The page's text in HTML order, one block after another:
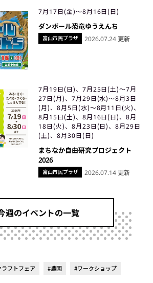
富山市民プラザ
7月17日(金)〜8月16日(日)
ダンボール恐竜ゆうえんち
2026.07.24 更新
富山市民プラザ
7月19日(日)、7月25日(土)〜7月
27日(月)、7月29日(水)〜8月3日
(月)、8月5日(水)〜8月11日(火)、
8月15日(土)、8月16日(日)、8月
18日(火)、8月23日(日)、8月29日
(土)、8月30日(日)
まちなか自由研究プロジェクト
2026
2026.07.14 更新
週のイベントの一覧
フトフェア #農園 #ワークショップ